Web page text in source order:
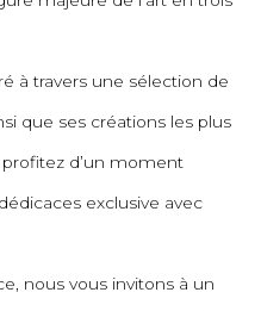
à travers une sélection de
que ses créations les plus
d’un moment
exclusive avec
nous vous invitons à un